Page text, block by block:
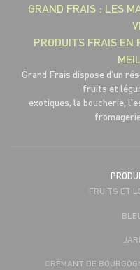
GRAND FRAIS : LES
PRODUITS FRAIS EN
Grand Frais dispose d'un
fruits et
exotiques, la boucherie,
FRUITS ET
CRÉMANT DE